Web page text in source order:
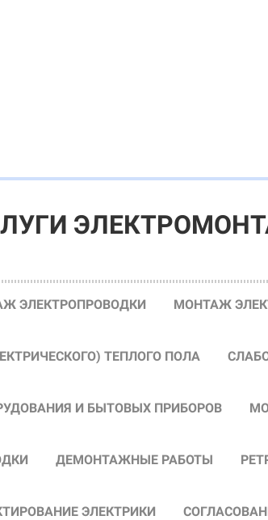
ЭЛЕКТРОПРОВОДКИ МОНТАЖ
ТЕПЛОГО ПОЛА
И БЫТОВЫХ ПРИБОРОВ
ДЕМОНТАЖНЫЕ РАБОТЫ
ЭЛЕКТРИКИ